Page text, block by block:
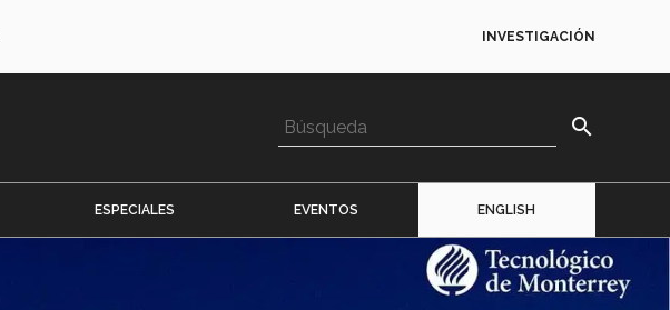
INVESTIGACIÓN
search
ESPECIALES EVENTOS ENGLISH